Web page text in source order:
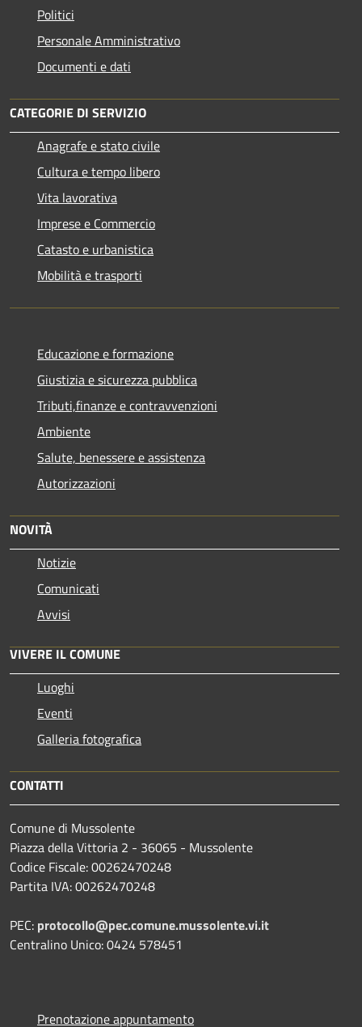
Politici
Personale Amministrativo
Documenti e dati
CATEGORIE DI SERVIZIO
Anagrafe e stato civile
Cultura e tempo libero
Vita lavorativa
Imprese e Commercio
Catasto e urbanistica
Mobilità e trasporti
Educazione e formazione
Giustizia e sicurezza pubblica
Tributi,finanze e contravvenzioni
Ambiente
Salute, benessere e assistenza
Autorizzazioni
NOVITÀ
Notizie
Comunicati
Avvisi
VIVERE IL COMUNE
Luoghi
Eventi
Galleria fotografica
CONTATTI
Comune di Mussolente
Piazza della Vittoria 2 - 36065 - Mussolente
Codice Fiscale: 00262470248
Partita IVA: 00262470248
PEC: protocollo@pec.comune.mussolente.vi.it
Centralino Unico: 0424 578451
Prenotazione appuntamento